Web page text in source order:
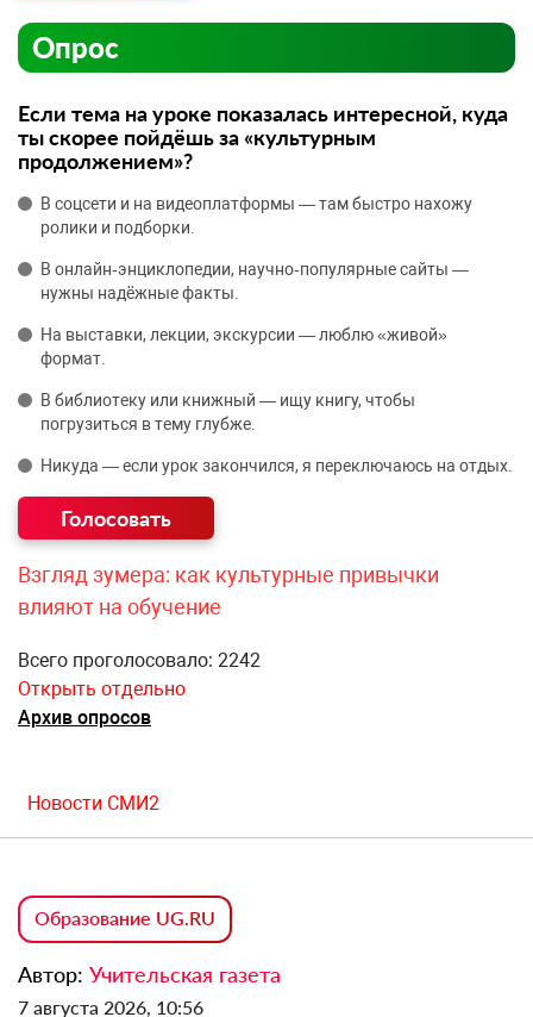
Опрос
Если тема на уроке показалась интересной, куда
ты скорее пойдёшь за «культурным
продолжением»?
В соцсети и на видеоплатформы — там быстро нахожу
ролики и подборки.
В онлайн‑энциклопедии, научно‑популярные сайты —
нужны надёжные факты.
На выставки, лекции, экскурсии — люблю «живой»
формат.
В библиотеку или книжный — ищу книгу, чтобы
погрузиться в тему глубже.
Никуда — если урок закончился, я переключаюсь на отдых.
Взгляд зумера: как культурные привычки
влияют на обучение
Всего проголосовало: 2242
Открыть отдельно
Архив опросов
Новости СМИ2
Образование UG.RU
Автор: Учительская газета
7 августа 2026, 10:56